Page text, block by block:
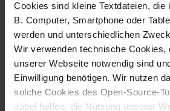
Cookies sind kleine Textdateien, die
B. Computer, Smartphone oder
werden und unterschiedlichen
Wir verwenden technische Cookies,
unserer Webseite notwendig sind
Einwilligung benötigen. Wir nutzen
solche Cookies des Open-Source-
dabei helfen, die Nutzung unserer
Fotografo: Lorenz
Sternbach
Download